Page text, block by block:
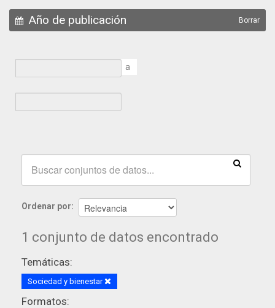
Año de publicación Borrar
a
Ordenar por
1 conjunto de datos encontrado
Temáticas:
Sociedad y bienestar
Formatos: